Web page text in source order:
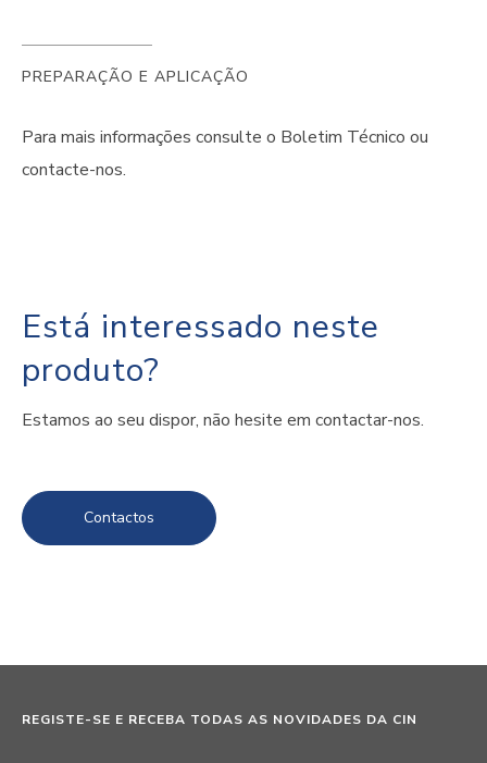
PREPARAÇÃO E APLICAÇÃO
Para mais informações consulte o Boletim Técnico ou
contacte-nos.
Está interessado neste
produto?
Estamos ao seu dispor, não hesite em contactar-nos.
Contactos
REGISTE-SE E RECEBA TODAS AS NOVIDADES DA CIN